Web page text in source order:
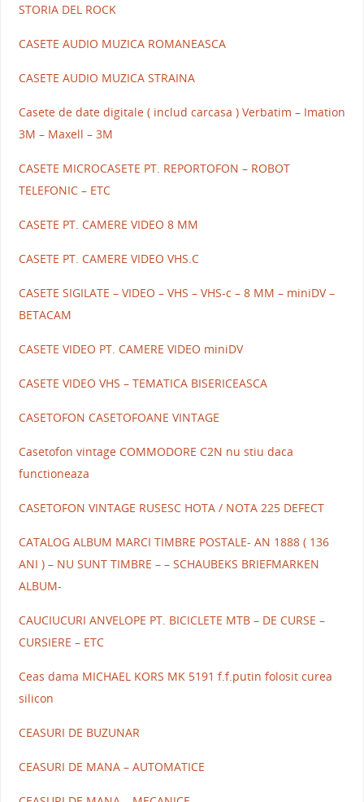
STORIA DEL ROCK
CASETE AUDIO MUZICA ROMANEASCA
CASETE AUDIO MUZICA STRAINA
Casete de date digitale ( includ carcasa ) Verbatim – Imation
3M – Maxell – 3M
CASETE MICROCASETE PT. REPORTOFON – ROBOT
TELEFONIC – ETC
CASETE PT. CAMERE VIDEO 8 MM
CASETE PT. CAMERE VIDEO VHS.C
CASETE SIGILATE – VIDEO – VHS – VHS-c – 8 MM – miniDV –
BETACAM
CASETE VIDEO PT. CAMERE VIDEO miniDV
CASETE VIDEO VHS – TEMATICA BISERICEASCA
CASETOFON CASETOFOANE VINTAGE
Casetofon vintage COMMODORE C2N nu stiu daca
functioneaza
CASETOFON VINTAGE RUSESC HOTA / NOTA 225 DEFECT
CATALOG ALBUM MARCI TIMBRE POSTALE- AN 1888 ( 136
ANI ) – NU SUNT TIMBRE – – SCHAUBEKS BRIEFMARKEN
ALBUM-
CAUCIUCURI ANVELOPE PT. BICICLETE MTB – DE CURSE –
CURSIERE – ETC
Ceas dama MICHAEL KORS MK 5191 f.f.putin folosit curea
silicon
CEASURI DE BUZUNAR
CEASURI DE MANA – AUTOMATICE